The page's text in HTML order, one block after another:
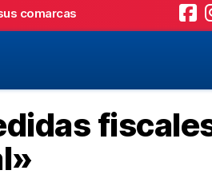
comarcas